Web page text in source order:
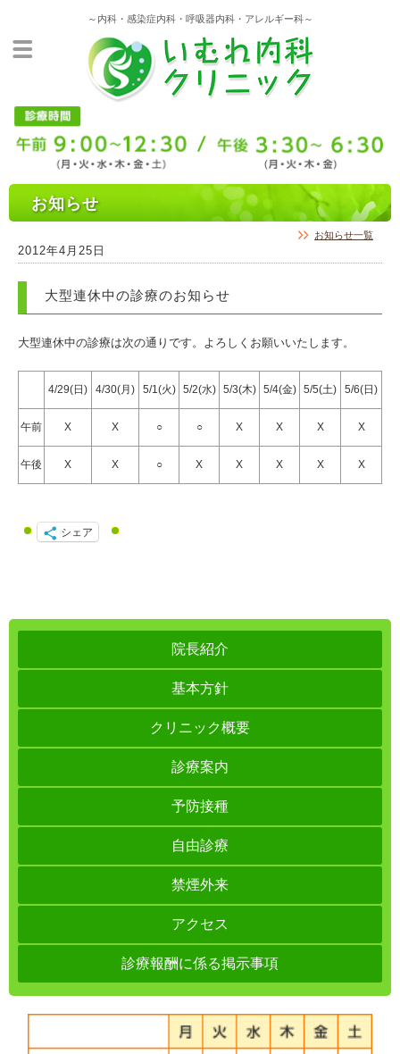
～内科・感染症内科・呼吸器内科・アレルギー科～
お知らせ
お知らせ一覧
2012年4月25日
大型連休中の診療のお知らせ
大型連休中の診療は次の通りです。よろしくお願いいたします。
4/29(日) 4/30(月) 5/1(火) 5/2(水) 5/3(木) 5/4(金) 5/5(土) 5/6(日)
午前 X X ○ ○ X X X X
午後 X X ○ X X X X X
シェア
院長紹介
基本方針
クリニック概要
診療案内
予防接種
自由診療
禁煙外来
アクセス
診療報酬に係る掲示事項